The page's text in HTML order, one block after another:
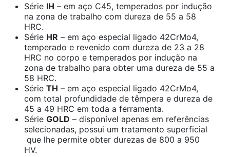
Série IH – em aço C45, temperados por indução
na zona de trabalho com dureza de 55 a 58
HRC.
Série HR – em aço especial ligado 42CrMo4,
temperado e revenido com dureza de 23 a 28
HRC no corpo e temperados por indução na
zona de trabalho para obter uma dureza de 55 a
58 HRC.
Série TH – em aço especial ligado 42CrMo4,
com total profundidade de têmpera e dureza de
45 a 49 HRC em toda a ferramenta.
Série GOLD – disponível apenas em referências
selecionadas, possui um tratamento superficial
que lhe permite obter durezas de 800 a 950
HV.